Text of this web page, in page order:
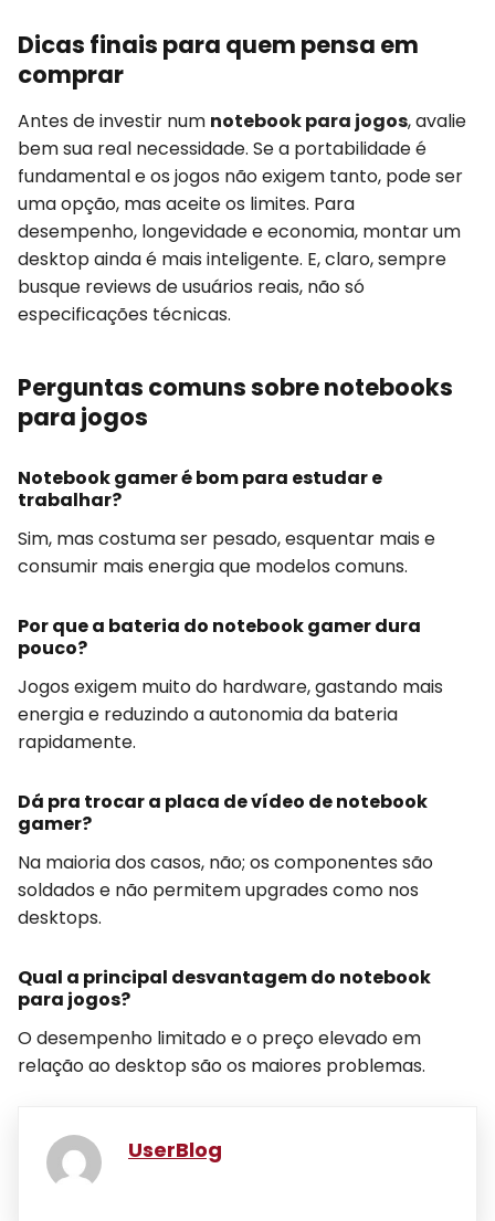
Dicas finais para quem pensa em
comprar
Antes de investir num notebook para jogos, avalie
bem sua real necessidade. Se a portabilidade é
fundamental e os jogos não exigem tanto, pode ser
uma opção, mas aceite os limites. Para
desempenho, longevidade e economia, montar um
desktop ainda é mais inteligente. E, claro, sempre
busque reviews de usuários reais, não só
especificações técnicas.
Perguntas comuns sobre notebooks
para jogos
Notebook gamer é bom para estudar e
trabalhar?
Sim, mas costuma ser pesado, esquentar mais e
consumir mais energia que modelos comuns.
Por que a bateria do notebook gamer dura
pouco?
Jogos exigem muito do hardware, gastando mais
energia e reduzindo a autonomia da bateria
rapidamente.
Dá pra trocar a placa de vídeo de notebook
gamer?
Na maioria dos casos, não; os componentes são
soldados e não permitem upgrades como nos
desktops.
Qual a principal desvantagem do notebook
para jogos?
O desempenho limitado e o preço elevado em
relação ao desktop são os maiores problemas.
UserBlog